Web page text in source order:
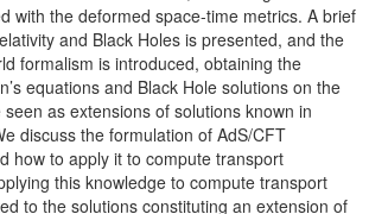
with the deformed space-time metrics. A brief
and Black Holes is presented, and the
formalism is introduced, obtaining the
equations and Black Hole solutions on the
as extensions of solutions known in
discuss the formulation of AdS/CFT
how to apply it to compute transport
this knowledge to compute transport
to the solutions constituting an extension of